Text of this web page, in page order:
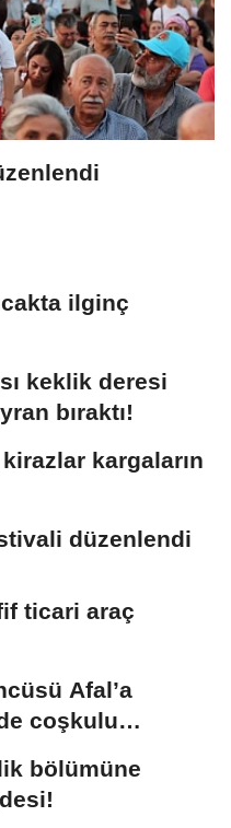
ilginç
keklik deresi
bıraktı!
kargaların
düzenlendi
ticari araç
Afal’a
coşkulu
bölümüne